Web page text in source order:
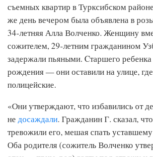
съемных квартир в Турксибском
же день вечером была объявлена в
34-летняя Алла Волченко. Женщину
сожителем, 29-летним гражданином
задержали пьяными. Cтаршего
рождения — они оставили на улице,
полицейские.
«Они утверждают, что избавились от
не досаждали. Гражданин Г. сказал,
тревожили его, мешая спать
Оба родителя (сожитель Волченко